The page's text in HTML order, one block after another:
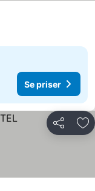
Se priser
Del